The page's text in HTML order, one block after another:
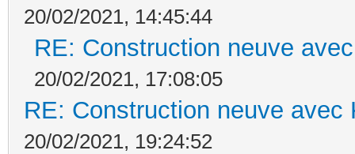
20/02/2021, 14:45:44
RE: Construction neuve
20/02/2021, 17:08:05
RE: Construction neuve avec
20/02/2021, 19:24:52